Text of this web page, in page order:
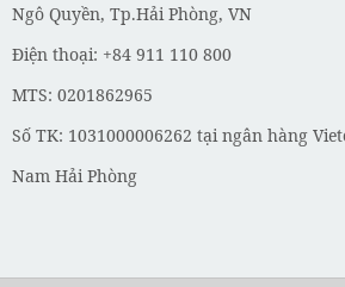
Ngô Quyền, Tp.Hải Phòng, VN
Điện thoại: +84 911 110 800
MTS: 0201862965
Số TK: 1031000006262 tại ngân hàng
Nam Hải Phòng